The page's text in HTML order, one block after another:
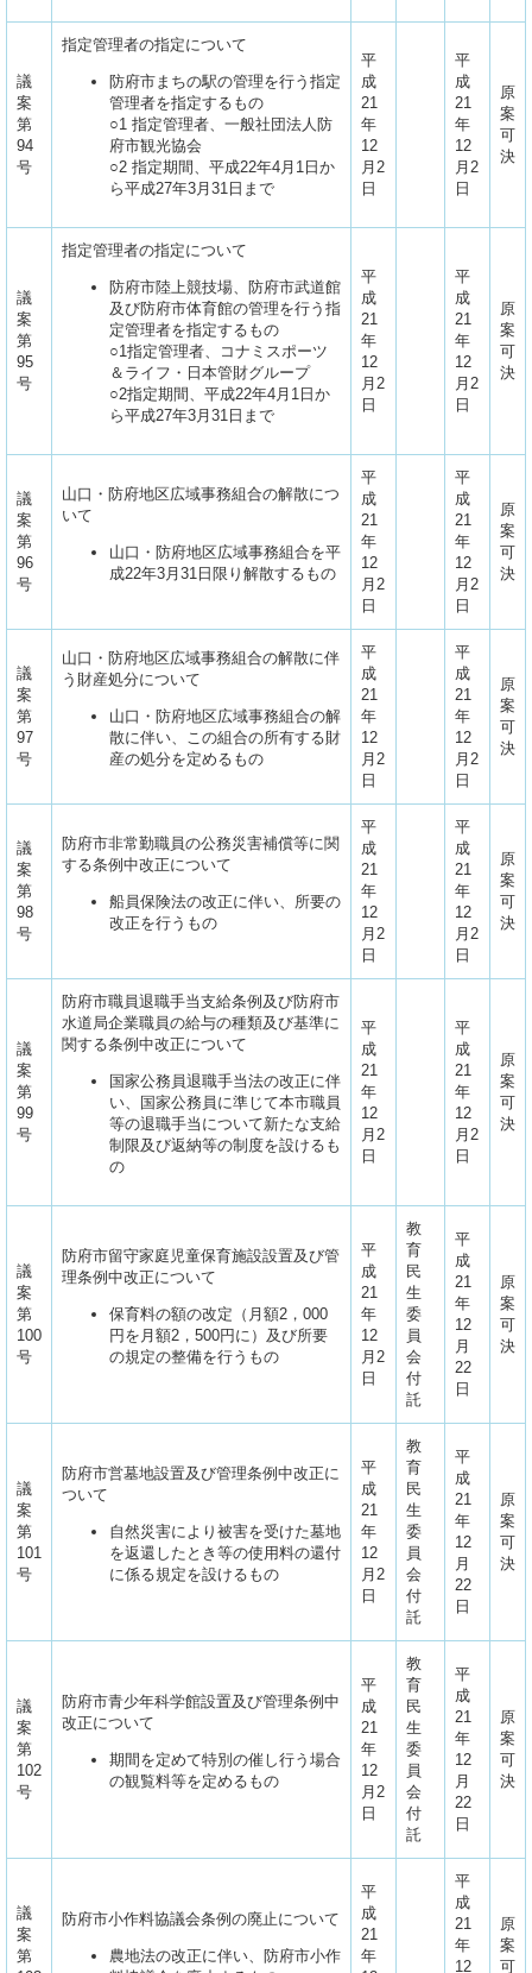
議
案
第
94
号
指定管理者の指定について
防府市まちの駅の管理を行う指定
管理者を指定するもの
○1 指定管理者、一般社団法人防
府市観光協会
○2 指定期間、平成22年4月1日か
ら平成27年3月31日まで
平
成
21
年
12
月2
日
平
成
21
年
12
月2
日
原
案
可
決
議
案
第
95
号
指定管理者の指定について
防府市陸上競技場、防府市武道館
及び防府市体育館の管理を行う指
定管理者を指定するもの
○1指定管理者、コナミスポーツ
＆ライフ・日本管財グループ
○2指定期間、平成22年4月1日か
ら平成27年3月31日まで
平
成
21
年
12
月2
日
平
成
21
年
12
月2
日
原
案
可
決
議
案
第
96
号
山口・防府地区広域事務組合の解散につ
いて
山口・防府地区広域事務組合を平
成22年3月31日限り解散するもの
平
成
21
年
12
月2
日
平
成
21
年
12
月2
日
原
案
可
決
議
案
第
97
号
山口・防府地区広域事務組合の解散に伴
う財産処分について
山口・防府地区広域事務組合の解
散に伴い、この組合の所有する財
産の処分を定めるもの
平
成
21
年
12
月2
日
平
成
21
年
12
月2
日
原
案
可
決
議
案
第
98
号
防府市非常勤職員の公務災害補償等に関
する条例中改正について
船員保険法の改正に伴い、所要の
改正を行うもの
平
成
21
年
12
月2
日
平
成
21
年
12
月2
日
原
案
可
決
議
案
第
99
号
防府市職員退職手当支給条例及び防府市
水道局企業職員の給与の種類及び基準に
関する条例中改正について
国家公務員退職手当法の改正に伴
い、国家公務員に準じて本市職員
等の退職手当について新たな支給
制限及び返納等の制度を設けるも
の
平
成
21
年
12
月2
日
平
成
21
年
12
月2
日
原
案
可
決
議
案
第
100
号
防府市留守家庭児童保育施設設置及び管
理条例中改正について
保育料の額の改定（月額2，000
円を月額2，500円に）及び所要
の規定の整備を行うもの
平
成
21
年
12
月2
日
教
育
民
生
委
員
会
付
託
平
成
21
年
12
月
22
日
原
案
可
決
議
案
第
101
号
防府市営墓地設置及び管理条例中改正に
ついて
自然災害により被害を受けた墓地
を返還したとき等の使用料の還付
に係る規定を設けるもの
平
成
21
年
12
月2
日
教
育
民
生
委
員
会
付
託
平
成
21
年
12
月
22
日
原
案
可
決
議
案
第
102
号
防府市青少年科学館設置及び管理条例中
改正について
期間を定めて特別の催し行う場合
の観覧料等を定めるもの
平
成
21
年
12
月2
日
教
育
民
生
委
員
会
付
託
平
成
21
年
12
月
22
日
原
案
可
決
議
案
第
防府市小作料協議会条例の廃止について
農地法の改正に伴い、防府市小作
平
成
21
年
平
成
21
年
12
原
案
可